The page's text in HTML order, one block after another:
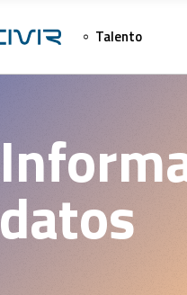
Talento
datos